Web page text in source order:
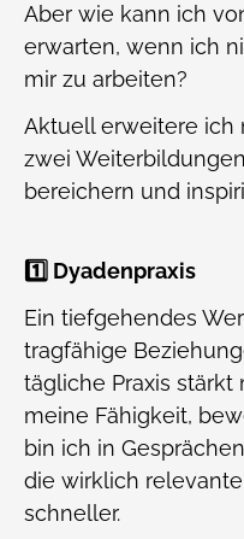
Aber wie kann ich
erwarten, wenn ich
mir zu arbeiten?
Aktuell erweitere ich
zwei
bereichern und
1️⃣ Dyadenpraxis
Ein tiefgehendes
tragfähige
tägliche Praxis
meine Fähigkeit,
bin ich in
die wirklich
schneller.